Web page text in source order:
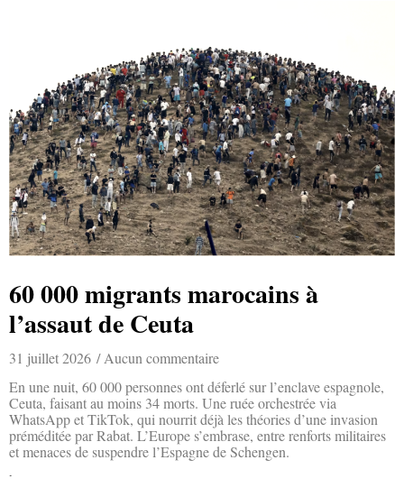
60 000 migrants marocains à
l’assaut de Ceuta
31 juillet 2026
Aucun commentaire
En une nuit, 60 000 personnes ont déferlé sur l’enclave espagnole,
Ceuta, faisant au moins 34 morts. Une ruée orchestrée via
WhatsApp et TikTok, qui nourrit déjà les théories d’une invasion
préméditée par Rabat. L’Europe s’embrase, entre renforts militaires
et menaces de suspendre l’Espagne de Schengen.